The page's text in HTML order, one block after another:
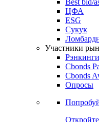
Специальные
Кривые
Best bid/
ЦФА
ESG
Сукук
Участники
Cbonds
Cbonds
Опросы